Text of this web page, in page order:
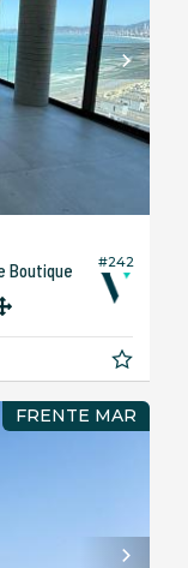
#242
Boutique
FRENTE MAR